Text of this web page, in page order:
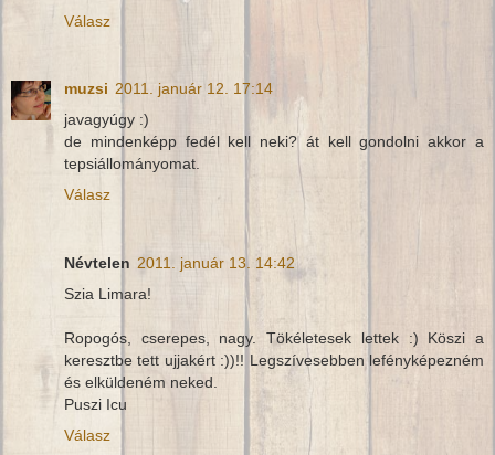
Válasz
muzsi 2011. január 12. 17:14
javagyúgy :)
de mindenképp fedél kell neki? át kell gondolni akkor a
tepsiállományomat.
Válasz
Névtelen 2011. január 13. 14:42
Szia Limara!
Ropogós, cserepes, nagy. Tökéletesek lettek :) Köszi a
keresztbe tett ujjakért :))!! Legszívesebben lefényképezném
és elküldeném neked.
Puszi Icu
Válasz